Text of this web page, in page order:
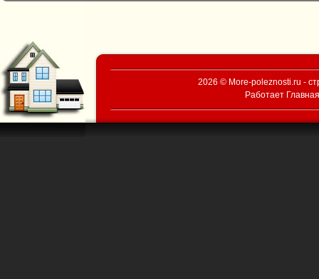
2026 © More-poleznosti.ru -
Работает